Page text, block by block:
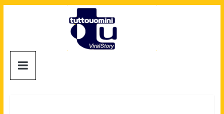
Tuttouomini